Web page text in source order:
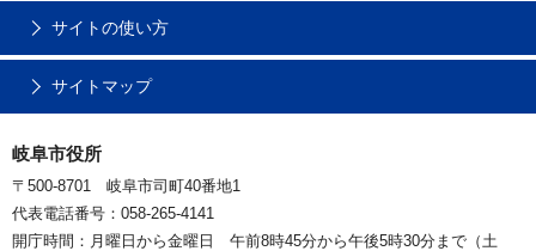
サイトの使い方
サイトマップ
岐阜市役所
〒500-8701 岐阜市司町40番地1
代表電話番号：058-265-4141
開庁時間：月曜日から金曜日 午前8時45分から午後5時30分まで（土